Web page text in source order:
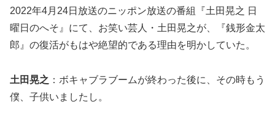
2022年4月24日放送のニッポン放送の番組『土田晃之 日
曜日のへそ』にて、お笑い芸人・土田晃之が、『銭形金太
郎』の復活がもはや絶望的である理由を明かしていた。
土田晃之 ：ボキャブラブームが終わった後に、その時もう
僕、子供いましたし。